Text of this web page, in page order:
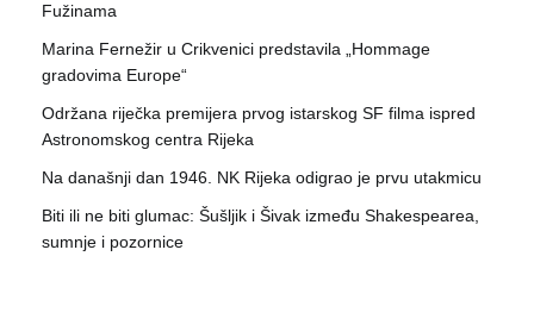
Fužinama
Marina Fernežir u Crikvenici predstavila „Hommage
gradovima Europe“
Održana riječka premijera prvog istarskog SF filma ispred
Astronomskog centra Rijeka
Na današnji dan 1946. NK Rijeka odigrao je prvu utakmicu
Biti ili ne biti glumac: Šušljik i Šivak između Shakespearea,
sumnje i pozornice